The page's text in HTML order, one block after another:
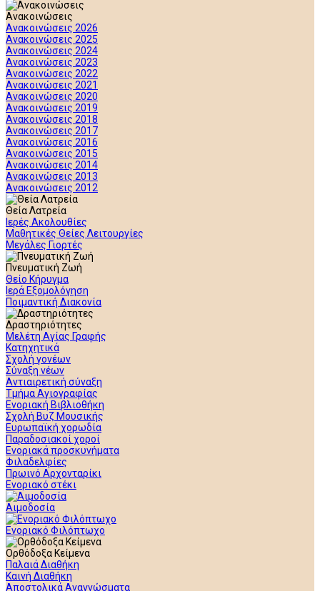
Ανακοινώσεις
Ανακοινώσεις 2026
Ανακοινώσεις 2025
Ανακοινώσεις 2024
Ανακοινώσεις 2023
Ανακοινώσεις 2022
Ανακοινώσεις 2021
Ανακοινώσεις 2020
Ανακοινώσεις 2019
Ανακοινώσεις 2018
Ανακοινώσεις 2017
Ανακοινώσεις 2016
Ανακοινώσεις 2015
Ανακοινώσεις 2014
Ανακοινώσεις 2013
Ανακοινώσεις 2012
Θεία Λατρεία
Ιερές Ακολουθίες
Μαθητικές Θείες Λειτουργίες
Μεγάλες Γιορτές
Πνευματική Ζωή
Θείο Κήρυγμα
Ιερά Εξομολόγηση
Ποιμαντική Διακονία
Δραστηριότητες
Μελέτη Αγίας Γραφής
Κατηχητικά
Σχολή γονέων
Σύναξη νέων
Αντιαιρετική σύναξη
Τμήμα Αγιογραφίας
Ενοριακή Βιβλιοθήκη
Σχολή Βυζ Μουσικής
Ευρωπαϊκή χορωδία
Παραδοσιακοί χοροί
Ενοριακά προσκυνήματα
Φιλαδελφίες
Πρωινό Αρχονταρίκι
Ενοριακό στέκι
Αιμοδοσία
Ενοριακό Φιλόπτωχο
Ορθόδοξα Κείμενα
Παλαιά Διαθήκη
Καινή Διαθήκη
Αποστολικά Αναγνώσματα